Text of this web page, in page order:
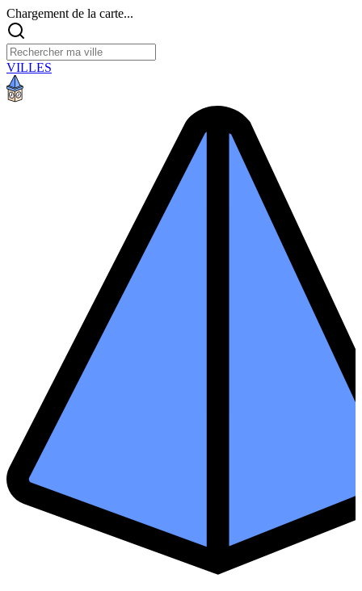
Chargement de la carte...
VILLES